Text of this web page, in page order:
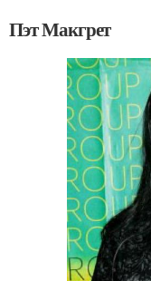
Пэт Макгрет